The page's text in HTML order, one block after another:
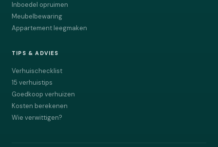
Inboedel opruimen
Meubelbewaring
Appartement leegmaken
TIPS & ADVIES
Verhuischecklist
15 verhuistips
Goedkoop verhuizen
Kosten berekenen
Wie verwittigen?